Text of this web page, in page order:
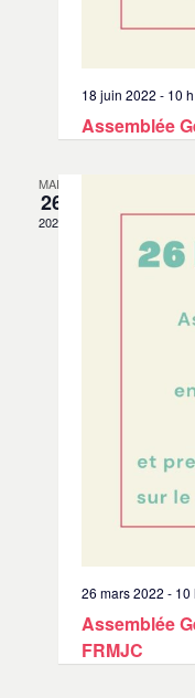
18 juin 2022 - 10
Assemblée
MAR
26
2022
26 mars 2022 - 10
Assemblée
FRMJC